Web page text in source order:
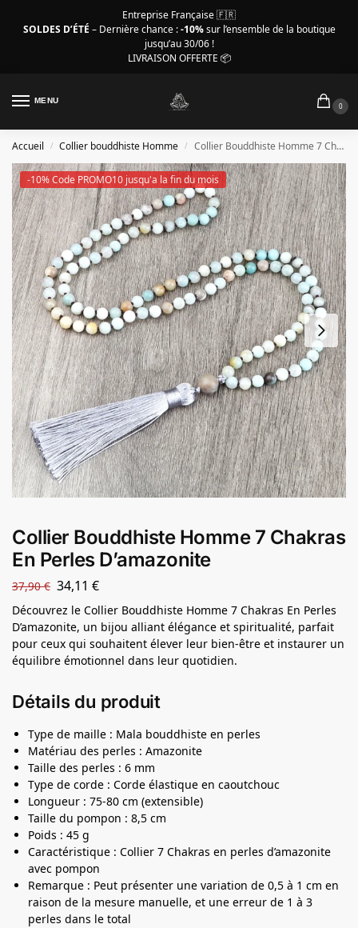
Entreprise Française 🇫🇷
SOLDES D’ÉTÉ – Dernière chance :-10%sur l’ensemble de la boutique
jusqu’au 30/06 !
LIVRAISON OFFERTE 📦
MENU
0
Accueil / Collier bouddhiste Homme / Collier Bouddhiste Homme 7 Chakras En Perles D’amazonite
-10% Code PROMO10 jusqu'a la fin du mois
Collier Bouddhiste Homme 7 Chakras
En Perles D’amazonite
37,90€ 34,11 €
Découvrez le Collier Bouddhiste Homme 7 Chakras En Perles
D’amazonite, un bijou alliant élégance et spiritualité, parfait
pour ceux qui souhaitent élever leur bien-être et instaurer un
équilibre émotionnel dans leur quotidien.
Détails du produit
Type de maille : Mala bouddhiste en perles
Matériau des perles : Amazonite
Taille des perles : 6 mm
Type de corde : Corde élastique en caoutchouc
Longueur : 75-80 cm (extensible)
Taille du pompon : 8,5 cm
Poids : 45 g
Caractéristique : Collier 7 Chakras en perles d’amazonite
avec pompon
Remarque : Peut présenter une variation de 0,5 à 1 cm en
raison de la mesure manuelle, et une erreur de 1 à 3
perles dans le total